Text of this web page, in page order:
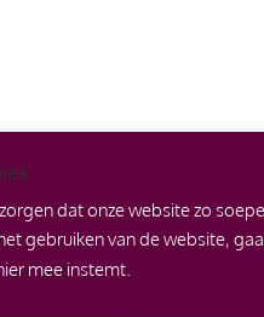
dat onze website zo
gebruiken van de website,
mee instemt.